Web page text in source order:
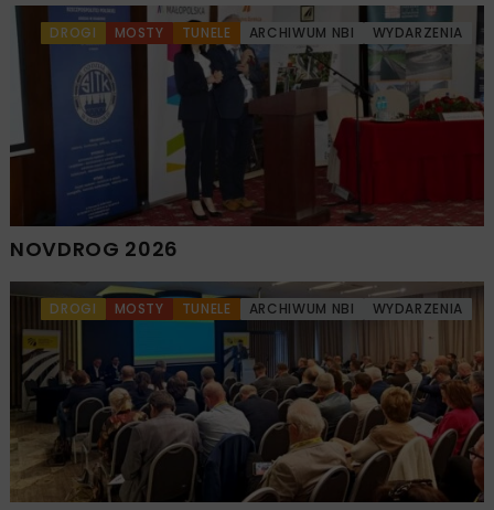
DROGI MOSTY TUNELE ARCHIWUM NBI WYDARZENIA
NOVDROG 2026
DROGI MOSTY TUNELE ARCHIWUM NBI WYDARZENIA